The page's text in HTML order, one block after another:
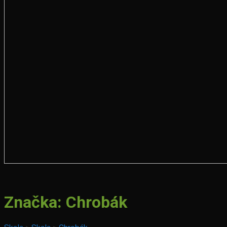
Značka: Chrobák